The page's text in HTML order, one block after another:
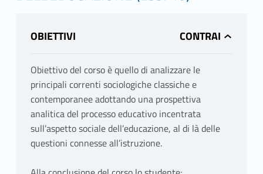
OBIETTIVI
Obiettivo del corso è quello di analizzare le
principali correnti sociologiche classiche e
contemporanee adottando una prospettiva
analitica del processo educativo incentrata
sull’aspetto sociale dell’educazione, al di là delle
questioni connesse all’istruzione.